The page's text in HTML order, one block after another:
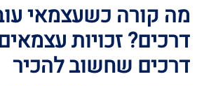
מה קורה כשעצמאי
דרכים? זכויות
דרכים שחשוב להכיר